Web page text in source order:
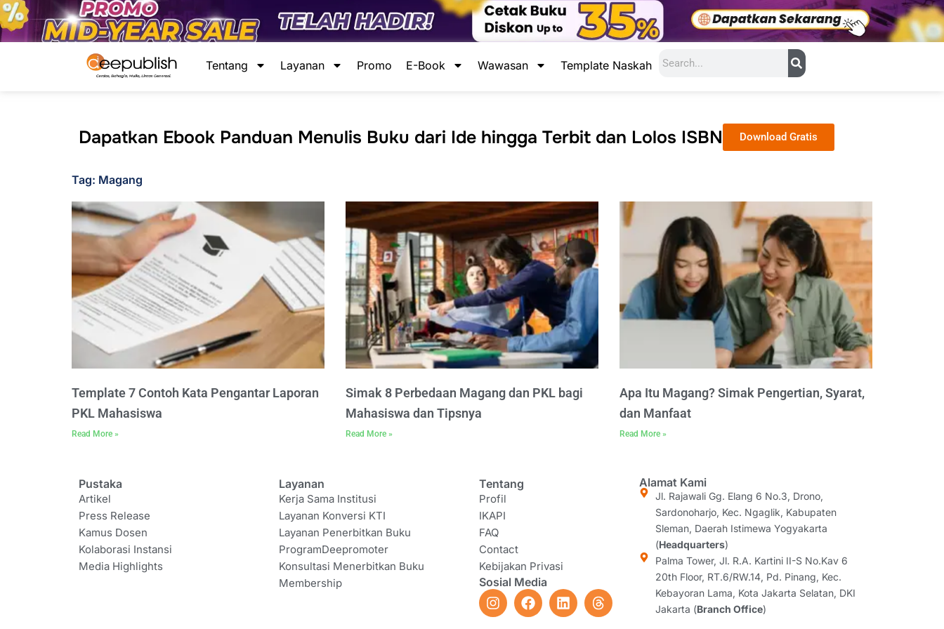
Lewati
ke
konten
Tentang
Layanan Promo E-Book Wawasan Template Naskah
Dapatkan Ebook Panduan Menulis Buku dari Ide hingga Terbit dan Lolos ISBN Download Gratis
Tag: Magang
Template 7 Contoh Kata Pengantar Laporan
PKL Mahasiswa
Read More »
Simak 8 Perbedaan Magang dan PKL bagi
Mahasiswa dan Tipsnya
Read More »
Apa Itu Magang? Simak Pengertian, Syarat,
dan Manfaat
Read More »
Pustaka
Artikel
Press Release
Kamus Dosen
Kolaborasi Instansi
Media Highlights
Layanan
Kerja Sama Institusi
Layanan Konversi KTI
Layanan Penerbitkan Buku
ProgramDeepromoter
Konsultasi Menerbitkan Buku
Membership
Tentang
Profil
IKAPI
FAQ
Contact
Kebijakan Privasi
Sosial Media
I
n
F
a
L
i
T
h
Alamat Kami
Jl. Rajawali Gg. Elang 6 No.3, Drono,
Sardonoharjo, Kec. Ngaglik, Kabupaten
Sleman, Daerah Istimewa Yogyakarta
(Headquarters)
Palma Tower, Jl. R.A. Kartini II-S No.Kav 6
20th Floor, RT.6/RW.14, Pd. Pinang, Kec.
Kebayoran Lama, Kota Jakarta Selatan, DKI
Jakarta (Branch Office)